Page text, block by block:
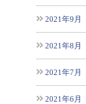
2021年9月
2021年8月
2021年7月
2021年6月